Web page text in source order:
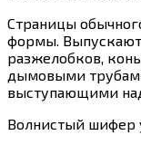
Страницы
формы.
разжелобков,
дымовыми
выступающими
Волнистый шифер